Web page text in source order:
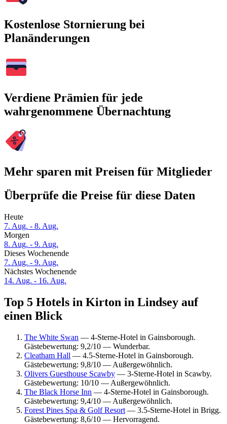
Kostenlose Stornierung bei
Planänderungen
Verdiene Prämien für jede
wahrgenommene Übernachtung
Mehr sparen mit Preisen für Mitglieder
Überprüfe die Preise für diese Daten
Heute
7. Aug. - 8. Aug.
Morgen
8. Aug. - 9. Aug.
Dieses Wochenende
7. Aug. - 9. Aug.
Nächstes Wochenende
14. Aug. - 16. Aug.
Top 5 Hotels in Kirton in Lindsey auf
einen Blick
The White Swan — 4-Sterne-Hotel in Gainsborough.
Gästebewertung: 9,2/10 — Wunderbar.
Cleatham Hall — 4.5-Sterne-Hotel in Gainsborough.
Gästebewertung: 9,8/10 — Außergewöhnlich.
Olivers Guesthouse Scawby — 3-Sterne-Hotel in Scawby.
Gästebewertung: 10/10 — Außergewöhnlich.
The Black Horse Inn — 4-Sterne-Hotel in Gainsborough.
Gästebewertung: 9,4/10 — Außergewöhnlich.
Forest Pines Spa & Golf Resort — 3.5-Sterne-Hotel in Brigg.
Gästebewertung: 8,6/10 — Hervorragend.